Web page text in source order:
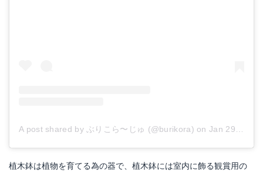
A post shared by ぶりこら〜じゅ (@burikora) onJan 29, 2018 at 1:01am PST
植木鉢は植物を育てる為の器で、植木鉢には室内に飾る観賞用の